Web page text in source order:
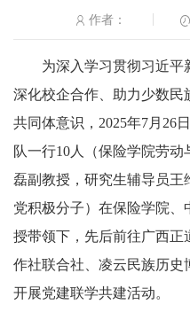
作者：
为深入学习贯彻习近平
深化校企合作、助力少数
共同体意识，2025年7月26
队一行10人（保险学院劳
磊副教授，研究生辅导员王
党积极分子）在保险学院
授带领下，先后前往广西正
作社联合社、凌云民族历史
开展党建联学共建活动。